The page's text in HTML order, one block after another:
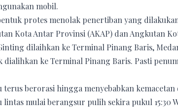
mobil.
protes menolak penertiban yang
Kota Antar Provinsi (AKAP) dan Angkutan
dilaihkan ke Terminal Pinang Baris,
dialihkan ke Terminal Pinang Baris. Pasti
terus berorasi hingga menyebabkan
lintas mulai berangsur pulih sekira pukul 15:30